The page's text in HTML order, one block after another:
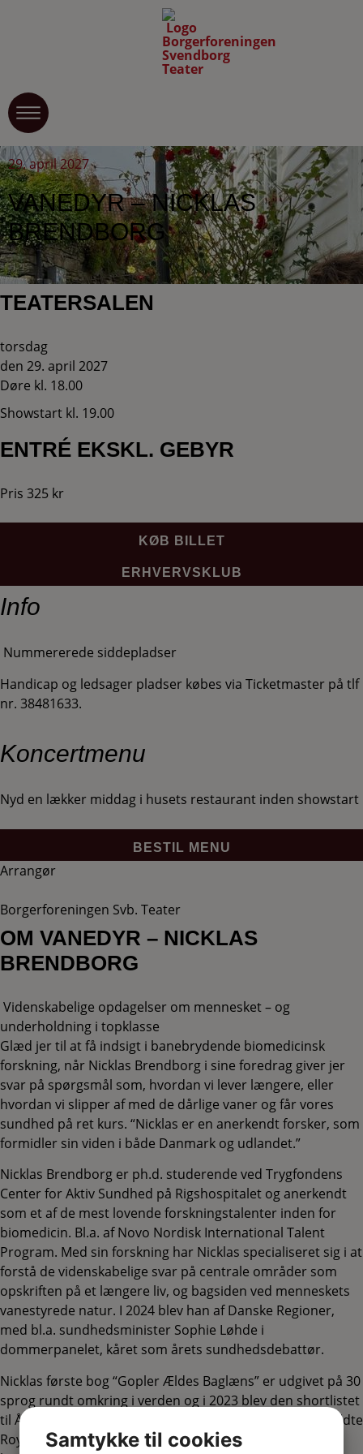
29. april 2027
VANEDYR – NICKLAS
BRENDBORG
TEATERSALEN
torsdag
den 29. april 2027
Døre kl. 18.00
Showstart kl. 19.00
ENTRÉ EKSKL. GEBYR
Pris 325 kr
KØB BILLET
ERHVERVSKLUB
Info
Nummererede siddepladser
Handicap og ledsager pladser købes via Ticketmaster på tlf
nr. 38481633.
Koncertmenu
Nyd en lækker middag i husets restaurant inden showstart
BESTIL MENU
Arrangør
Borgerforeningen Svb. Teater
OM VANEDYR – NICKLAS
BRENDBORG
Videnskabelige opdagelser om mennesket – og
underholdning i topklasse
Glæd jer til at få indsigt i banebrydende biomedicinsk
forskning, når Nicklas Brendborg i sine foredrag giver jer
svar på spørgsmål som, hvordan vi lever længere, eller
hvordan vi slipper af med de dårlige vaner og får vores
sundhed på ret kurs. “Nicklas er en anerkendt forsker, som
formidler sin viden i både Danmark og udlandet.”
Nicklas Brendborg er ph.d. studerende ved Trygfondens
Center for Aktiv Sundhed på Rigshospitalet og anerkendt
som et af de mest lovende forskningstalenter inden for
biomedicin. Bl.a. af Novo Nordisk International Talent
Program. Med sin forskning har Nicklas specialiseret sig i at
forstå de videnskabelige svar på centrale områder som
opskriften på et længere liv, og bagsiden ved menneskets
vanestyrede natur. I 2024 blev han af Danske Regioner,
med bl.a. sundhedsminister Sophie Løhde i
dommerpanelet, kåret som årets sundhedsdebattør.
Nicklas første bog “Gopler Ældes Baglæns” er udgivet på 30
sprog rundt omkring i verden og i 2023 blev den shortlistet
til Årets Videnskabsbog på globalt plan af det prestigefyldte
Royal Society i London. Hans anden bog “Vanedyr” er
Samtykke til cookies